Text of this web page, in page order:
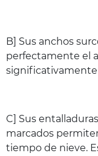
B] Sus anchos
perfectamente el
significativamente
C] Sus
marcados
tiempo de nieve.